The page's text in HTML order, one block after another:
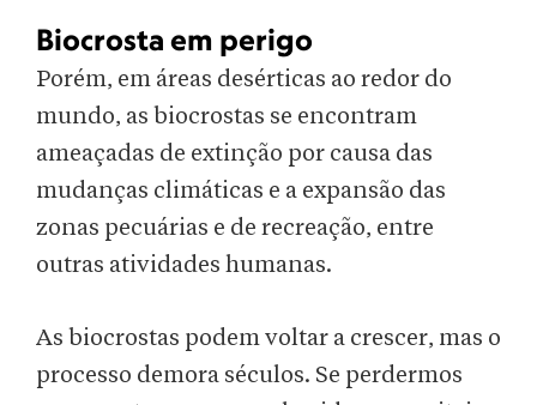
Biocrosta em perigo
Porém, em áreas desérticas ao redor do
mundo, as biocrostas se encontram
ameaçadas de extinção por causa das
mudanças climáticas e a expansão das
zonas pecuárias e de recreação, entre
outras atividades humanas.
As biocrostas podem voltar a crescer, mas o
processo demora séculos. Se perdermos